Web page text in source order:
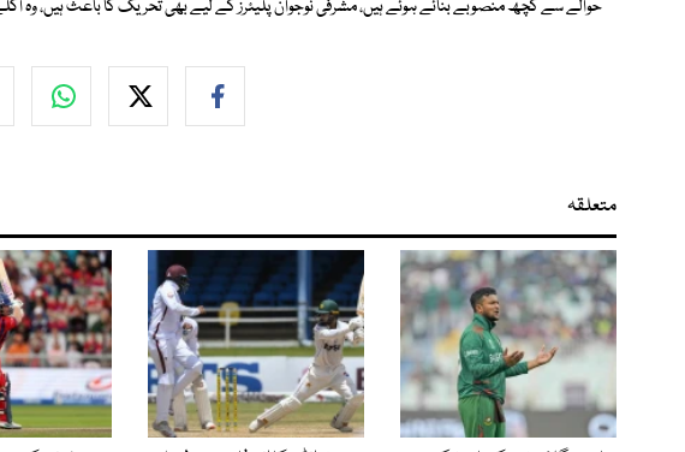
حوالے سے کچھ منصوبے بنائے ہوئے ہیں، مشرفی نوجوان پلیئرز کے لیے بھی تحریک کا باعث ہیں، وہ
متعلقہ